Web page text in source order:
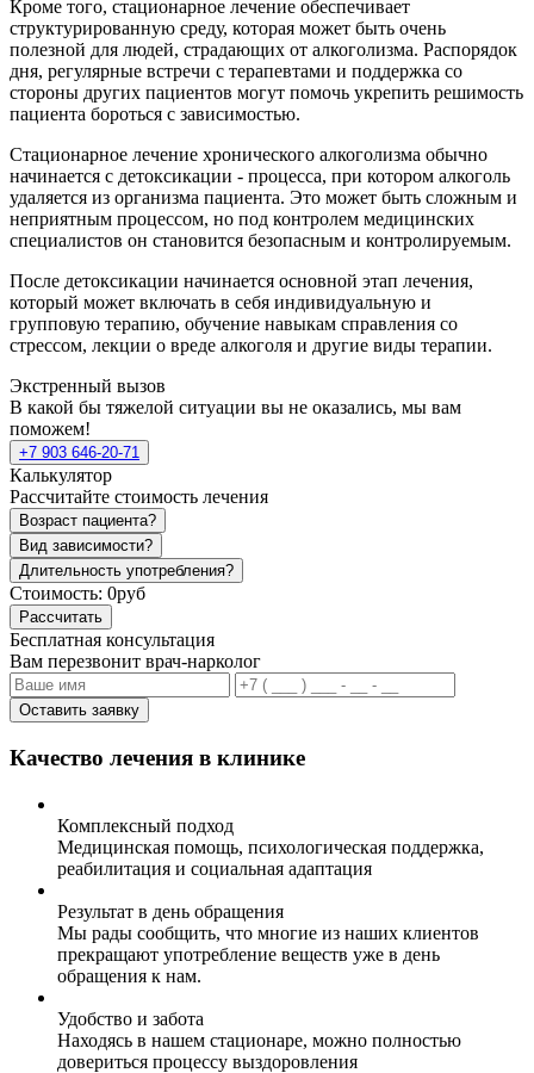
Кроме того, стационарное лечение обеспечивает
структурированную среду, которая может быть очень
полезной для людей, страдающих от алкоголизма. Распорядок
дня, регулярные встречи с терапевтами и поддержка со
стороны других пациентов могут помочь укрепить решимость
пациента бороться с зависимостью.
Стационарное лечение хронического алкоголизма обычно
начинается с детоксикации - процесса, при котором алкоголь
удаляется из организма пациента. Это может быть сложным и
неприятным процессом, но под контролем медицинских
специалистов он становится безопасным и контролируемым.
После детоксикации начинается основной этап лечения,
который может включать в себя индивидуальную и
групповую терапию, обучение навыкам справления со
стрессом, лекции о вреде алкоголя и другие виды терапии.
Экстренный вызов
В какой бы тяжелой ситуации вы не оказались, мы вам
поможем!
+7 903 646-20-71
Калькулятор
Рассчитайте стоимость лечения
Возраст пациента?
Вид зависимости?
Длительность употребления?
Стоимость: 0руб
Рассчитать
Бесплатная консультация
Вам перезвонит врач-нарколог
Оставить заявку
Качество лечения в клинике
Комплексный подход
Медицинская помощь, психологическая поддержка,
реабилитация и социальная адаптация
Результат в день обращения
Мы рады сообщить, что многие из наших клиентов
прекращают употребление веществ уже в день
обращения к нам.
Удобство и забота
Находясь в нашем стационаре, можно полностью
довериться процессу выздоровления